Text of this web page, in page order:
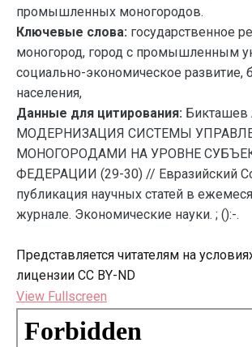
промышленных моногородов.
Ключевые слова: государственное
моногород, город с промышленным
социально-экономическое развитие,
населения,
Данные для цитирования: Бикташев
МОДЕРНИЗАЦИЯ СИСТЕМЫ
МОНОГОРОДАМИ НА УРОВНЕ
ФЕДЕРАЦИИ (29-30) // Евразийский
публикация научных статей в
журнале. Экономические науки. ; ():-.
Представляется читателям на
лицензии CC BY-ND
View Fullscreen
Перейти